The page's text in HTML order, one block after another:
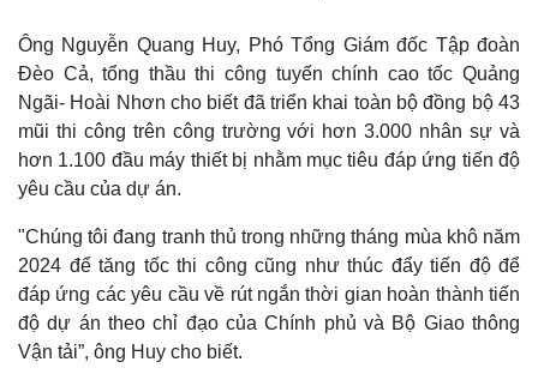
Ông Nguyễn Quang Huy, Phó Tổng Giám đốc Tập đoàn
Đèo Cả, tổng thầu thi công tuyến chính cao tốc Quảng
Ngãi- Hoài Nhơn cho biết đã triển khai toàn bộ đồng bộ 43
mũi thi công trên công trường với hơn 3.000 nhân sự và
hơn 1.100 đầu máy thiết bị nhằm mục tiêu đáp ứng tiến độ
yêu cầu của dự án.
"Chúng tôi đang tranh thủ trong những tháng mùa khô năm
2024 để tăng tốc thi công cũng như thúc đẩy tiến độ để
đáp ứng các yêu cầu về rút ngắn thời gian hoàn thành tiến
độ dự án theo chỉ đạo của Chính phủ và Bộ Giao thông
Vận tải”, ông Huy cho biết.